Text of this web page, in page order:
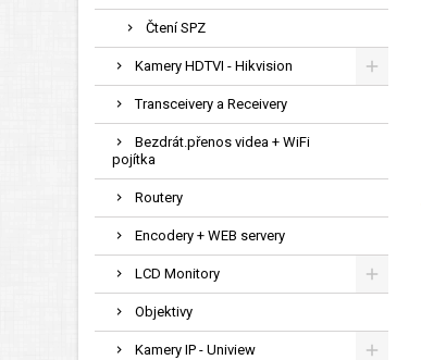
Čtení SPZ
Kamery HDTVI - Hikvision
Transceivery a Receivery
Bezdrát.přenos videa + WiFi
pojítka
Routery
Encodery + WEB servery
LCD Monitory
Objektivy
Kamery IP - Uniview